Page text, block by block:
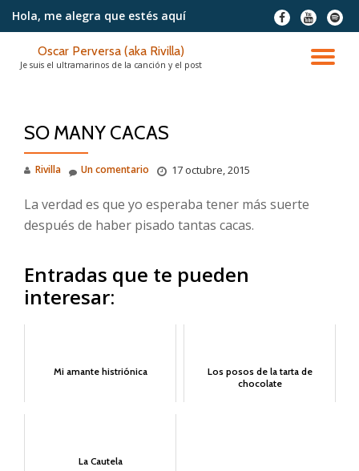
contenido
Hola, me alegra que estés aquí
fa-
facebook
fa-
youtube
fa-
spotify
Oscar Perversa (aka Rivilla)
Je suis el ultramarinos de la canción y el post
SO MANY CACAS
Rivilla 17 octubre, 2015
Un comentario
La verdad es que yo esperaba tener más suerte
después de haber pisado tantas cacas.
Entradas que te pueden
interesar:
Mi amante histriónica
Los posos de la tarta de
chocolate
La Cautela